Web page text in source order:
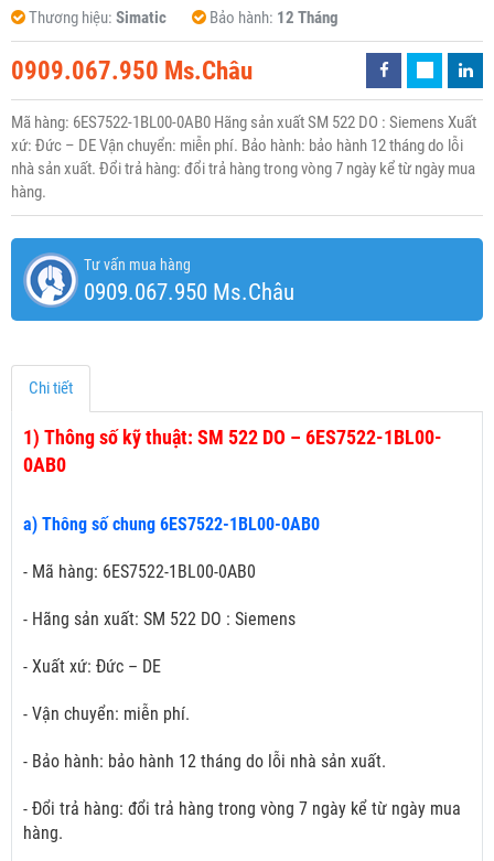
Thương hiệu: Simatic Bảo hành: 12 Tháng
0909.067.950 Ms.Châu
Mã hàng: 6ES7522-1BL00-0AB0 Hãng sản xuất SM 522 DO : Siemens Xuất
xứ: Đức – DE Vận chuyển: miễn phí. Bảo hành: bảo hành 12 tháng do lỗi
nhà sản xuất. Đổi trả hàng: đổi trả hàng trong vòng 7 ngày kể từ ngày mua
hàng.
Tư vấn mua hàng
0909.067.950 Ms.Châu
Chi tiết
1) Thông số kỹ thuật: SM 522 DO – 6ES7522-1BL00-
0AB0
a) Thông số chung 6ES7522-1BL00-0AB0
- Mã hàng: 6ES7522-1BL00-0AB0
- Hãng sản xuất: SM 522 DO : Siemens
- Xuất xứ: Đức – DE
- Vận chuyển: miễn phí.
- Bảo hành: bảo hành 12 tháng do lỗi nhà sản xuất.
- Đổi trả hàng: đổi trả hàng trong vòng 7 ngày kể từ ngày mua
hàng.